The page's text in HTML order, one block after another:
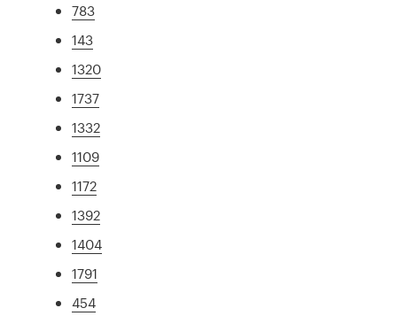
783
143
1320
1737
1332
1109
1172
1392
1404
1791
454